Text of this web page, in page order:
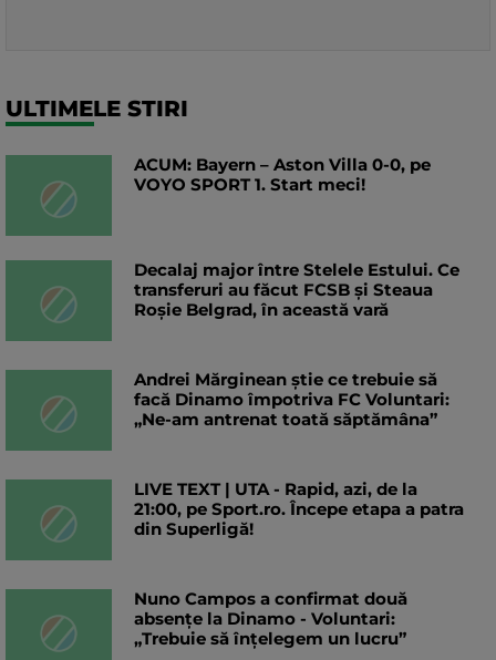
ULTIMELE STIRI
ACUM: Bayern – Aston Villa 0-0, pe
VOYO SPORT 1. Start meci!
Decalaj major între Stelele Estului. Ce
transferuri au făcut FCSB și Steaua
Roșie Belgrad, în această vară
Andrei Mărginean știe ce trebuie să
facă Dinamo împotriva FC Voluntari:
„Ne-am antrenat toată săptămâna”
LIVE TEXT | UTA - Rapid, azi, de la
21:00, pe Sport.ro. Începe etapa a patra
din Superligă!
Nuno Campos a confirmat două
absențe la Dinamo - Voluntari:
„Trebuie să înțelegem un lucru”